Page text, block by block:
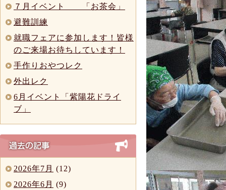
７月イベント 「お茶会」
避難訓練
就職フェアに参加します！皆様
のご来場お待ちしています！
手作りおやつレク
外出レク
6月イベント「紫陽花ドライ
ブ」
2026年7月 (12)
2026年6月 (9)